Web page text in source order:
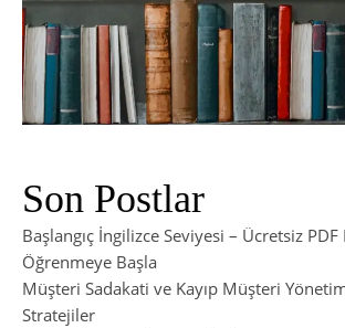
Son Postlar
Başlangıç İngilizce Seviyesi – Ücretsiz
Öğrenmeye Başla
Müşteri Sadakati ve Kayıp Müşteri
Stratejiler